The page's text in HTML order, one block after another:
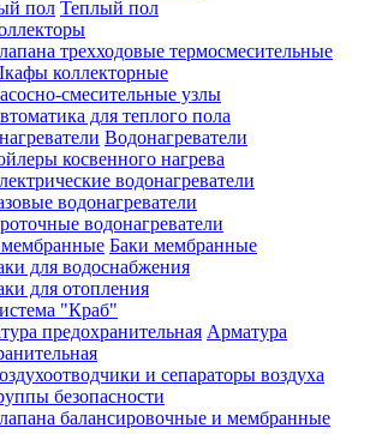
Теплый пол
трехходовые термосмесительные
коллекторные
смесительные узлы
для теплого пола
Водонагреватели
косвенного нагрева
водонагреватели
водонагреватели
водонагреватели
Баки мембранные
для водоснабжения
для отопления
"Краб"
Арматура
и сепараторы воздуха
безопасности
балансировочные и мембранные